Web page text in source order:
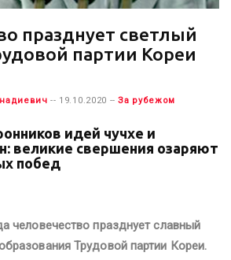
празднует светлый
партии Кореи
-- 19.10.2020 -- За рубежом
идей чучхе и
великие свершения озаряют
побед
человечество празднует славный
Трудовой партии Кореи.